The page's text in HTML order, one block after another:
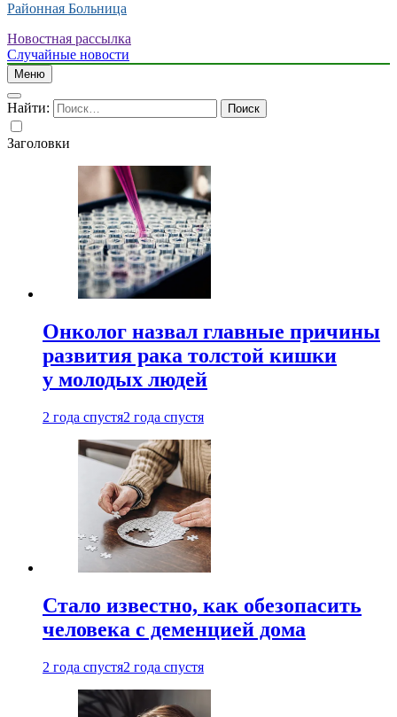
Районная Больница
Новостная рассылка
Случайные новости
Меню
Найти:
Заголовки
Онколог назвал главные причины
развития рака толстой кишки
у молодых людей
2 года спустя2 года спустя
Стало известно, как обезопасить
человека с деменцией дома
2 года спустя2 года спустя